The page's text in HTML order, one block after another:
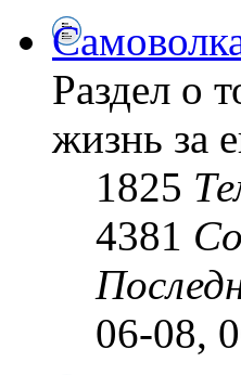
Раздел о
жизнь за
1825
4381
06-08,